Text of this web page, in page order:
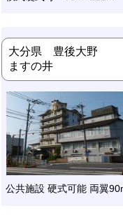
大分県 豊後大野
ますの井
公共施設 硬式可能 両翼